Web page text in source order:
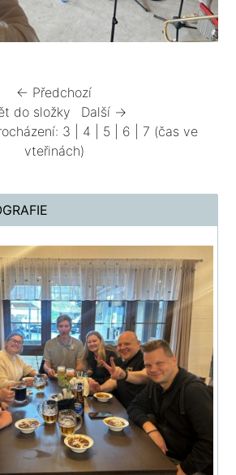
← Předchozí
do složky
Další →
3 4 5 6 7 (čas ve
vteřinách)